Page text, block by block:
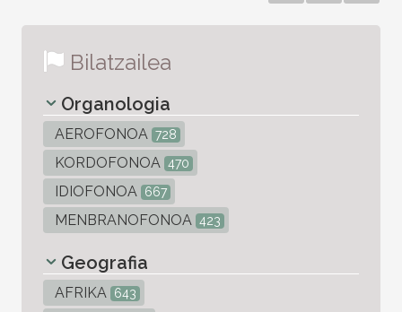
Bilatzailea
Organologia
AEROFONOA 728
KORDOFONOA 470
IDIOFONOA 667
MENBRANOFONOA 423
Geografia
AFRIKA 643